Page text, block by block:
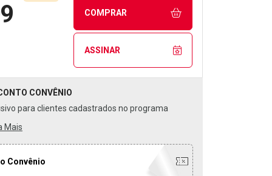
COMPRAR
ASSINAR
CONVÊNIO
para clientes cadastrados no programa
Mais
Convênio